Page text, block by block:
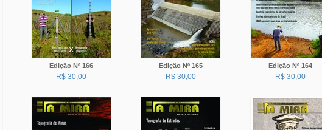
Edição Nº 166
R$ 30,00
Edição Nº 165
R$ 30,00
Edição Nº 164
R$ 30,00